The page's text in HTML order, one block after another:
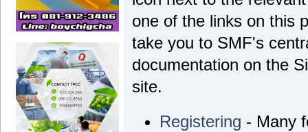
one of the links on this
take you to SMF's
documentation on the
site.
Registering - Many